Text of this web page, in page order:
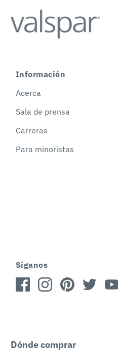
Información
Acerca
Sala de prensa
Carreras
Para minoristas
Síganos
Dónde comprar